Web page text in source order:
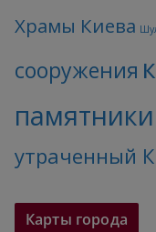
Храмы Киева
сооружения
памятники
утраченный
Карты города